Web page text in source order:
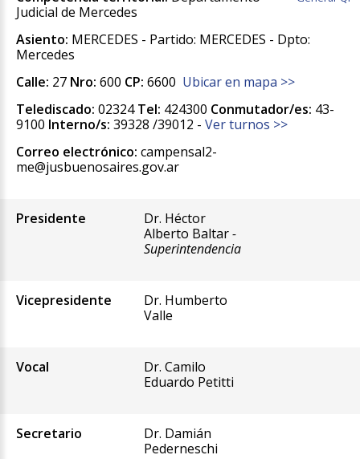
Judicial de Mercedes
Asiento: MERCEDES - Partido: MERCEDES - Dpto:
Mercedes
Calle: 27 Nro: 600 CP: 6600 Ubicar en mapa >>
Telediscado: 02324Tel: 424300 Conmutador/es: 43-
9100 Interno/s: 39328 /39012 - Ver turnos >>
Correo electrónico: campensal2-
me@jusbuenosaires.gov.ar
Presidente
Dr. Héctor
Alberto Baltar-
Superintendencia
Vicepresidente
Dr. Humberto
Valle
Vocal
Dr. Camilo
Eduardo Petitti
Secretario
Dr. Damián
Pederneschi